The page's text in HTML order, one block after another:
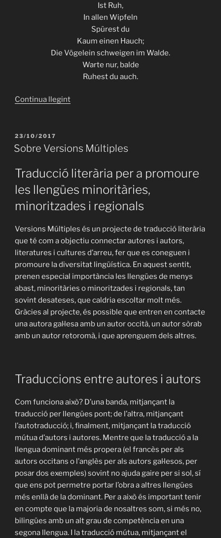
Ist Ruh,
In allen Wipfeln
Spürest du
Kaum einen Hauch;
Die Vögelein schweigen im Walde.
Warte nur, balde
Ruhest du auch.
Continua llegint«“Über
‘Damunt
muntanyes’
PUBLICAT
A
23/10/2017
Sobre Versions Múltiples
Traducció literària per a promoure
les llengües minoritàries,
minoritzades i regionals
Versions Múltiples és un projecte de traducció literària
que té com a objectiu connectar autores i autors,
literatures i cultures d’arreu, fer que es coneguen i
promoure la diversitat lingüística. En aquest sentit,
prenen especial importància les llengües de menys
abast, minoritàries o minoritzades i regionals, tan
sovint desateses, que caldria escoltar molt més.
Gràcies al projecte, és possible que entren en contacte
una autora gal·lesa amb un autor occità, un autor sòrab
amb un autor retoromà, i que aprenguem dels altres.
Traduccions entre autores i autors
Com funciona això? D’una banda, mitjançant la
traducció per llengües pont; de l’altra, mitjançant
l’autotraducció; i, finalment, mitjançant la traducció
mútua d’autors i autores. Mentre que la traducció a la
llengua dominant més propera (el francès per als
autors occitans o l’anglès per als autors gal·lesos, per
posar dos exemples) sovint no ajuda gaire per si sol, sí
que ens pot permetre portar l’obra a altres llengües
més enllà de la dominant. Per a això és important tenir
en compte que la majoria de nosaltres som, si més no,
bilingües amb un alt grau de competència en una
segona llengua. I la traducció mútua, mitjançant el